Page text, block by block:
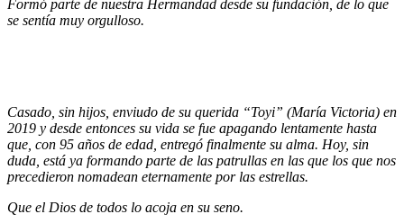
Formó parte de nuestra Hermandad desde su fundación, de lo que
se sentía muy orgulloso.
Casado, sin hijos, enviudo de su querida “Toyi” (María Victoria) en
2019 y desde entonces su vida se fue apagando lentamente hasta
que, con 95 años de edad, entregó finalmente su alma. Hoy, sin
duda, está ya formando parte de las patrullas en las que los que nos
precedieron nomadean eternamente por las estrellas.
Que el Dios de todos lo acoja en su seno.